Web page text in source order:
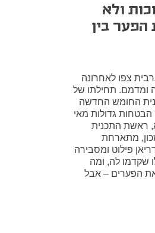
ולא
הפער בין
צפו לאחרונה
ומדמם. תחילתו של
החומש החדשה
גדולות מאי
ראשת התכנית
מתארחת
פילוט ומסבירה
שקדמו לה, ומה
את הפערים – אבל